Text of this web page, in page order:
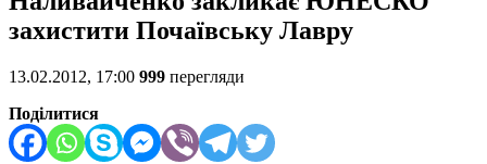
захистити Почаївську Лавру
13.02.2012, 17:00 999 перегляди
Поділитися